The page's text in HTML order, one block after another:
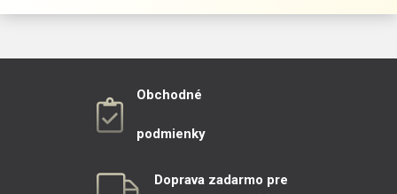
Obchodné
podmienky
Doprava zadarmo pre